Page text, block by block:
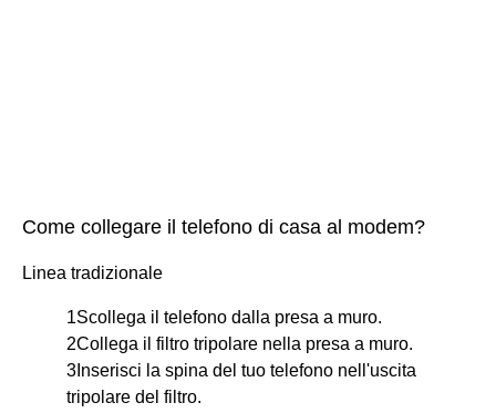
Come collegare il telefono di casa al modem?
Linea tradizionale
1Scollega il telefono dalla presa a muro.
2Collega il filtro tripolare nella presa a muro.
3Inserisci la spina del tuo telefono nell'uscita
tripolare del filtro.